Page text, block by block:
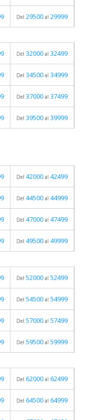
Del 29500 al 29999
Del 32000 al 32499
Del 34500 al 34999
Del 37000 al 37499
Del 39500 al 39999
Del 42000 al 42499
Del 44500 al 44999
Del 47000 al 47499
Del 49500 al 49999
Del 52000 al 52499
Del 54500 al 54999
Del 57000 al 57499
Del 59500 al 59999
Del 62000 al 62499
Del 64500 al 64999